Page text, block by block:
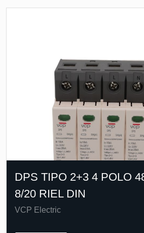
DPS TIPO 2+3 4 POLO
8/20 RIEL DIN
VCP Electric